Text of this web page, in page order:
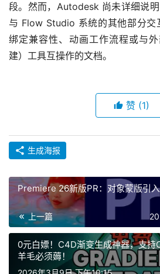
段。然而，Autodesk 尚未详细说
与 Flow Studio 系统的其他部分交
绑定兼容性、动画工作流程或与
建）工具互操作的文档。
赞 (1)
生成海报
Premiere 26新版PR：对象蒙版引入
上一篇
0元白嫖！C4D渐变生成神器，支持
羊毛必须薅！